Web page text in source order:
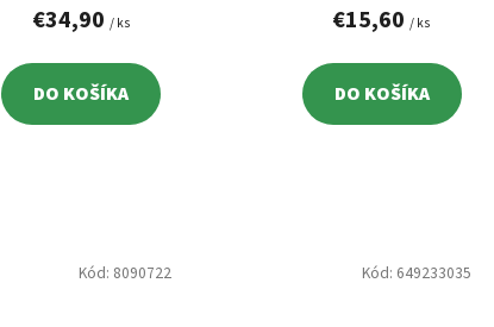
€34,90 / ks
DO KOŠÍKA
€15,60/ ks
DO KOŠÍKA
Kód: 8090722 Kód: 649233035